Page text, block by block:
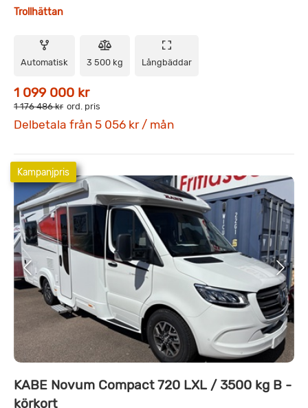
Trollhättan
Automatisk 3 500 kg Långbäddar
1 099 000 kr
1 176 486 kr ord. pris
Delbetala från 5 056 kr / mån
Kampanjpris
KABE Novum Compact 720 LXL / 3500 kg B -
körkort